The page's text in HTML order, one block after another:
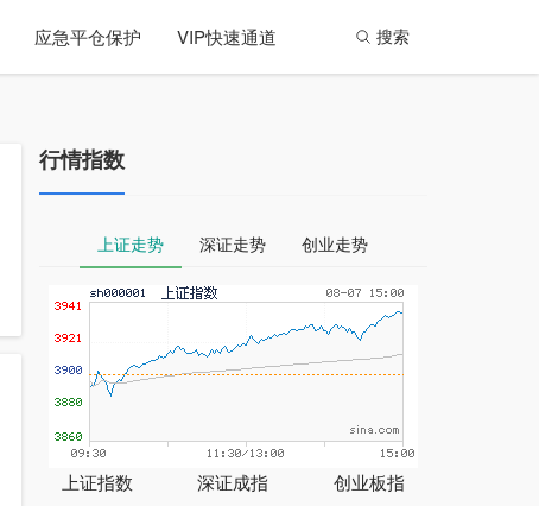
应急平仓保护 VIP快速通道 搜索
行情指数
上证走势 深证走势 创业走势
上证指数
深证成指
创业板指